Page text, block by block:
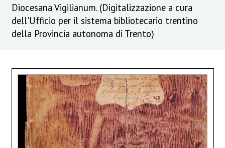
Diocesana Vigilianum. (Digitalizzazione a cura
dell'Ufficio per il sistema bibliotecario trentino
della Provincia autonoma di Trento)